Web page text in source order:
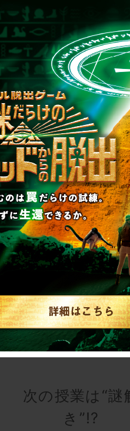
研修用・懇親
用会議
室型リアル脱
ゲーム
リアル脱
ゲーム
for
次の授業は“謎
き”!?